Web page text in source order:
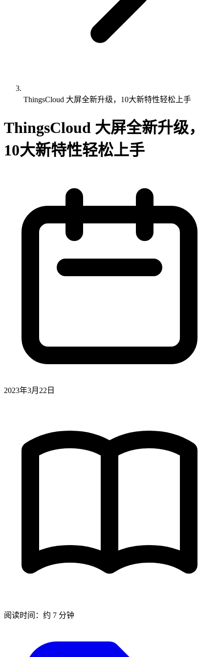
ThingsCloud 大屏全新升级，10大新特性轻松上手
ThingsCloud 大屏全新升级，
10大新特性轻松上手
2023年3月22日
阅读时间：约 7 分钟